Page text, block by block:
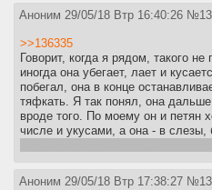
Аноним 29/05/18 Втр 16:40:26 №
>>136335
Говорит, когда я рядом, такого
иногда она убегает, лает и
побегал, она в конце
тяфкать. Я так понял, она дальше
вроде того. По моему он и петян
числе и укусами, а она - в слезы,
Аноним 29/05/18 Втр 17:38:27 №